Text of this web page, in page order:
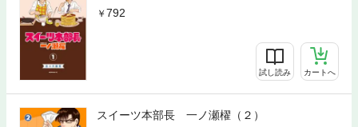
792
試し読み カートへ
スイーツ本部長 一ノ瀬櫂（２）